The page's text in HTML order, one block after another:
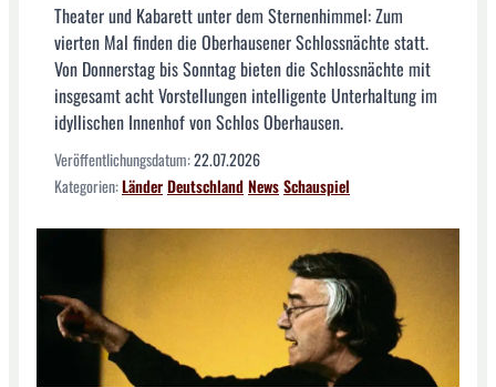
Theater und Kabarett unter dem Sternenhimmel: Zum
vierten Mal finden die Oberhausener Schlossnächte statt.
Von Donnerstag bis Sonntag bieten die Schlossnächte mit
insgesamt acht Vorstellungen intelligente Unterhaltung im
idyllischen Innenhof von Schlos Oberhausen.
Veröffentlichungsdatum:22.07.2026
Kategorien:LänderDeutschlandNewsSchauspiel